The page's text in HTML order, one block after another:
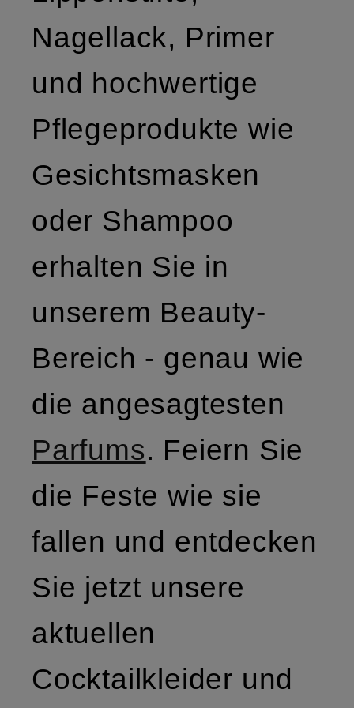
Nagellack, Primer
und hochwertige
Pflegeprodukte wie
Gesichtsmasken
oder Shampoo
erhalten Sie in
unserem Beauty-
Bereich - genau wie
die angesagtesten
Parfums. Feiern Sie
die Feste wie sie
fallen und entdecken
Sie jetzt unsere
aktuellen
Cocktailkleider und